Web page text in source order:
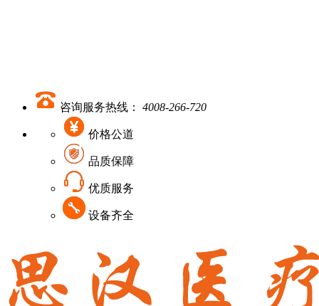
咨询服务热线： 4008-266-720
价格公道
品质保障
优质服务
设备齐全